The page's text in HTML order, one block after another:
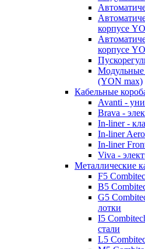
корпусе
корпусе
Модульные
(YON max)
Кабельные
Avanti -
Brava -
In-liner -
In-liner
In-liner
Viva -
Металлические
F5
B5
G5
лотки
I5
стали
L5